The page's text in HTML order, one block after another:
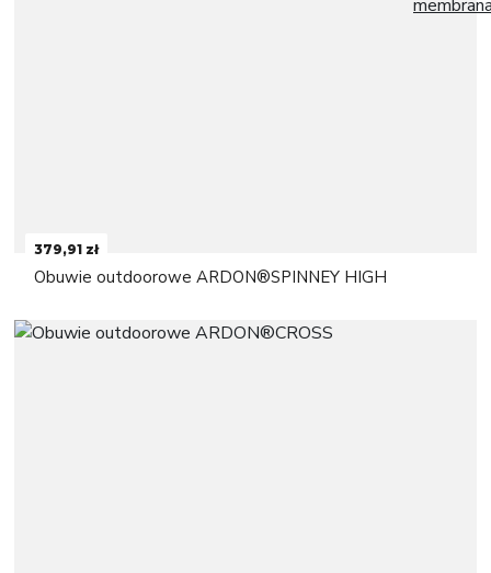
379,91 zł
Obuwie outdoorowe ARDON®SPINNEY HIGH